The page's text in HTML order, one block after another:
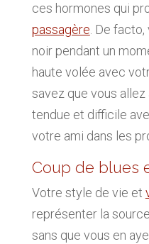
ces hormones qui
passagère. De
noir pendant un
haute volée avec
savez que vous
tendue et difficile
votre ami dans les
Coup de blues
Votre style de vie et
représenter la
sans que vous en